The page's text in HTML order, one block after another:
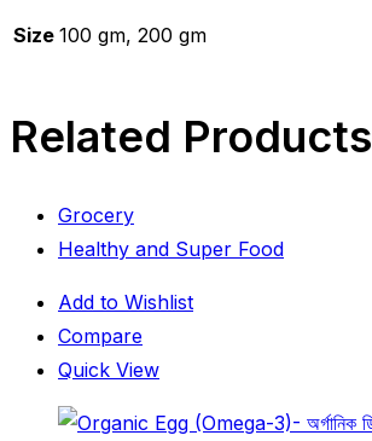
Size 100 gm, 200 gm
Related Products
Grocery
Healthy and Super Food
Add to Wishlist
Compare
Quick View